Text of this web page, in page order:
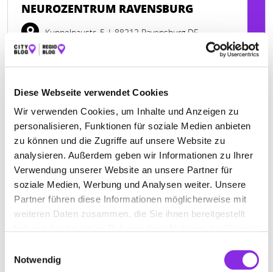
Diese Webseite verwendet Cookies
Wir verwenden Cookies, um Inhalte und Anzeigen zu
personalisieren, Funktionen für soziale Medien anbieten
zu können und die Zugriffe auf unsere Website zu
analysieren. Außerdem geben wir Informationen zu Ihrer
Verwendung unserer Website an unsere Partner für
soziale Medien, Werbung und Analysen weiter. Unsere
Partner führen diese Informationen möglicherweise mit
weiteren Daten zusammen, die Sie ihnen bereitgestellt
Notwendig
NEUROZENTRUM RAVENSBURG
Kuppelnaustr. 5 | 88212 Ravensburg DE
+497518887660
www.neurozentrum-ravensburg.de
DR. MED. GERHARD WITZNICK